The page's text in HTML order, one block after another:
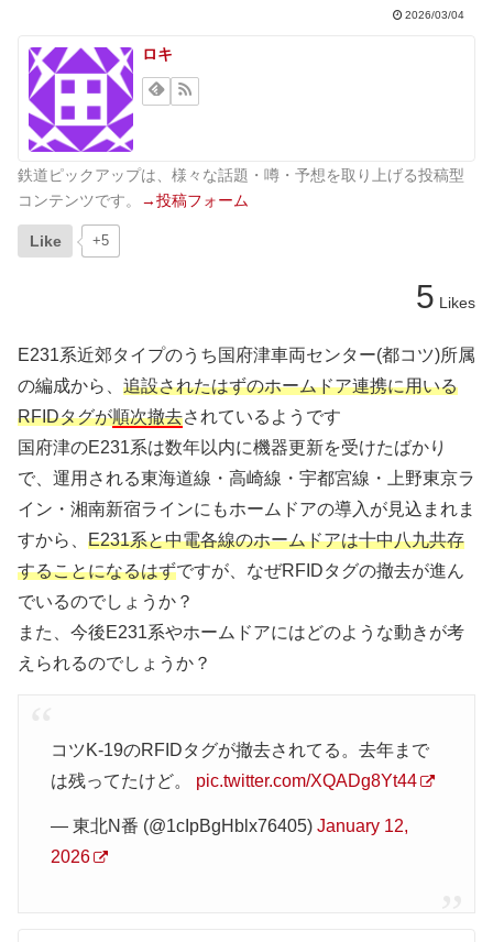
2026/03/04
ロキ
鉄道ピックアップは、様々な話題・噂・予想を取り上げる投稿型
コンテンツです。
→投稿フォーム
Like +5
5 Likes
E231系近郊タイプのうち国府津車両センター(都コツ)所属
の編成から、 追設されたはずのホームドア連携に用いる
RFIDタグが順次撤去されているようです
国府津のE231系は数年以内に機器更新を受けたばかり
で、運用される東海道線・高崎線・宇都宮線・上野東京ラ
イン・湘南新宿ラインにもホームドアの導入が見込まれま
すから、 E231系と中電各線のホームドアは十中八九共存
することになるはずですが、なぜRFIDタグの撤去が進ん
でいるのでしょうか？
また、今後E231系やホームドアにはどのような動きが考
えられるのでしょうか？
コツK-19のRFIDタグが撤去されてる。去年まで
は残ってたけど。 pic.twitter.com/XQADg8Yt44
— 東北N番 (@1cIpBgHblx76405) January 12,
2026